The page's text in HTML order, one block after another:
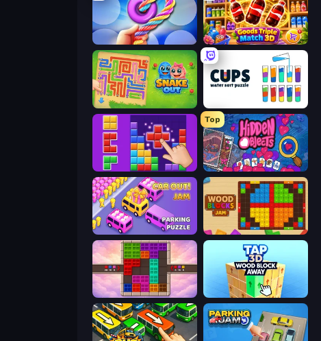
Twisted Tangle Goods Triple Match 3D
Snake Out: Maze Escape Cups - Water Sort Puzzle
BlockBuster Puzzle
Top
Hidden Objects
Car OUT! Jam Parking Puzzle Wood Blocks Jam
Color Cube Puzzle